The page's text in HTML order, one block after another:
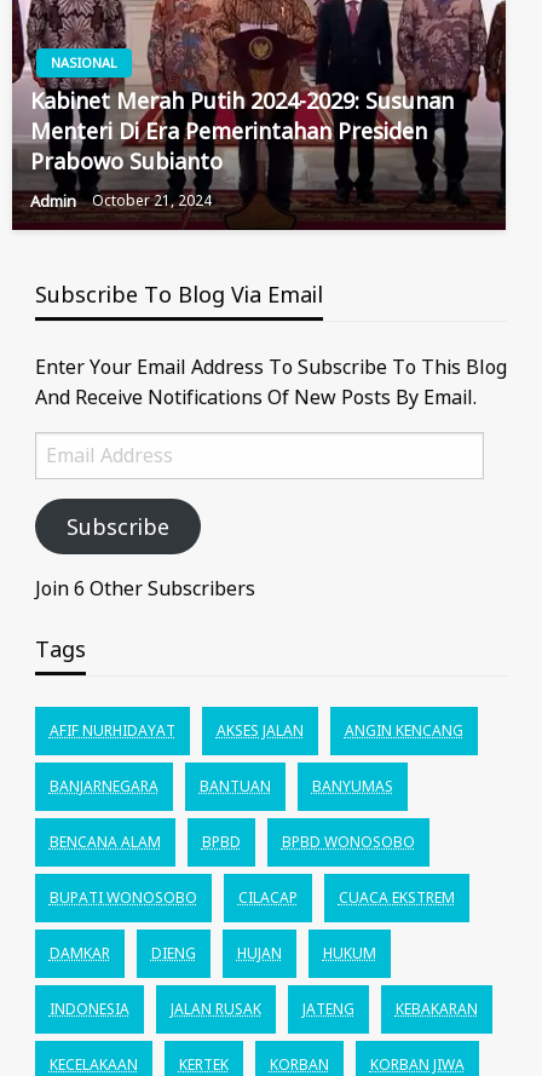
NASIONAL
Kabinet Merah Putih 2024-2029: Susunan
Menteri Di Era Pemerintahan Presiden
Prabowo Subianto
Admin October 21, 2024
Subscribe To Blog Via Email
Enter Your Email Address To Subscribe To This Blog
And Receive Notifications Of New Posts By Email.
Email
Address
Subscribe
Join 6 Other Subscribers
Tags
AFIF NURHIDAYAT AKSES JALAN ANGIN KENCANG
BANJARNEGARA BANTUAN BANYUMAS
BENCANA ALAM BPBD BPBD WONOSOBO
BUPATI WONOSOBO CILACAP CUACA EKSTREM
DAMKAR DIENG HUJAN HUKUM
INDONESIA JALAN RUSAK JATENG KEBAKARAN
KECELAKAAN KERTEK KORBAN KORBAN JIWA